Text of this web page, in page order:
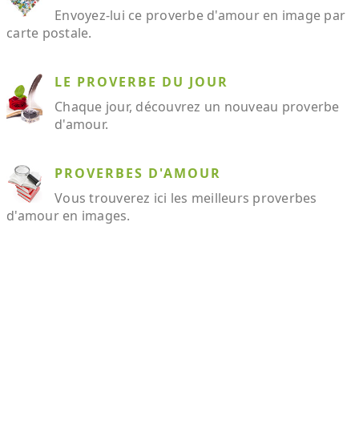
Envoyez-lui ce proverbe d'amour en image par
carte postale.
LE PROVERBE DU JOUR
Chaque jour, découvrez un nouveau proverbe
d'amour.
PROVERBES D'AMOUR
Vous trouverez ici les meilleurs proverbes
d'amour en images.